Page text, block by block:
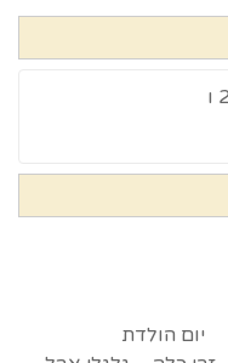
יום הולדת